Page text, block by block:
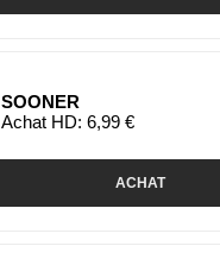
SOONER
Achat HD: 6,99 €
ACHAT